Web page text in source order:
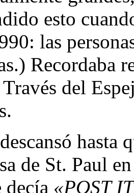
esto
las
Recordaba
del
hasta
de St. Paul
decía «POST